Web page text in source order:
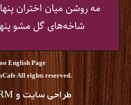
مه روشن میان اختران
شاخه‌های گل مشو
English Page
All rights reserved.
طراحی سایتو